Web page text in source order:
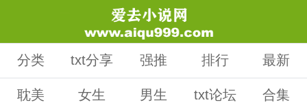
分类 txt分享 强推 排行 最新
耽美 女生 男生 txt论坛 合集